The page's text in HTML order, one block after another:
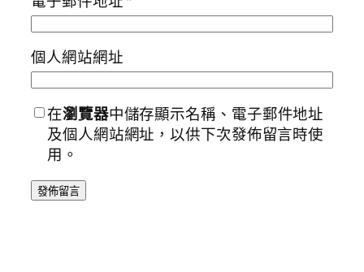
個人網站網址
在瀏覽器中儲存顯示名稱、電子郵件地址
及個人網站網址，以供下次發佈留言時使
用。